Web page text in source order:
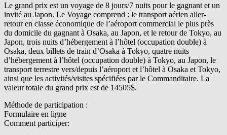
Le grand prix est un voyage de 8 jours/7 nuits pour le gagnant et un
invité au Japon. Le Voyage comprend : le transport aérien aller-
retour en classe économique de l’aéroport commercial le plus près
du domicile du gagnant à Osaka, au Japon, et le retour de Tokyo, au
Japon, trois nuits d’hébergement à l’hôtel (occupation double) à
Osaka, deux billets de train d’Osaka à Tokyo, quatre nuits
d’hébergement à l’hôtel (occupation double) à Tokyo, au Japon, le
transport terrestre vers/depuis l’aéroport et l’hôtel à Osaka et Tokyo,
ainsi que les activités/visites spécifiées par le Commanditaire. La
valeur totale du grand prix est de 14505$.
Méthode de participation :
Formulaire en ligne
Comment participer: